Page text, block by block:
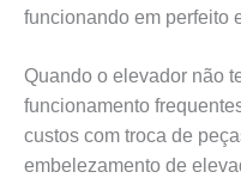
funcionando em perfeito
Quando o elevador não
funcionamento
custos com troca de
embelezamento de